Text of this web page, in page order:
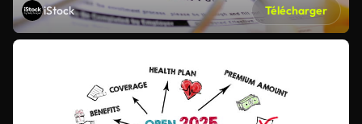
iStock Télécharger